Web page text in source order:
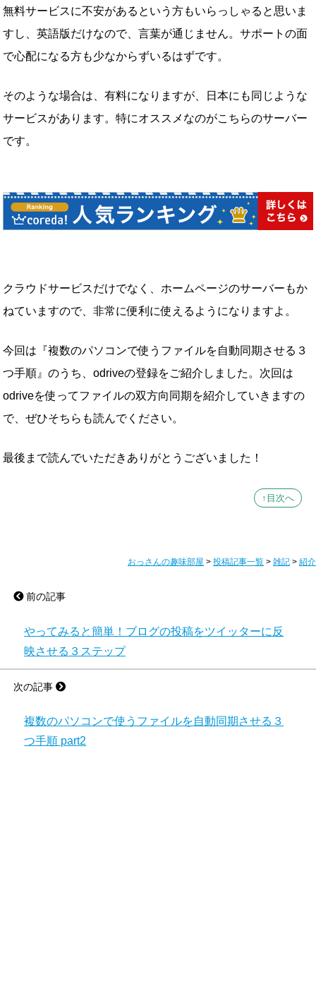
無料サービスに不安があるという方もいらっしゃると思いま
すし、英語版だけなので、言葉が通じません。サポートの面
で心配になる方も少なからずいるはずです。
そのような場合は、有料になりますが、日本にも同じような
サービスがあります。特にオススメなのがこちらのサーバー
です。
クラウドサービスだけでなく、ホームページのサーバーもか
ねていますので、非常に便利に使えるようになりますよ。
今回は『複数のパソコンで使うファイルを自動同期させる３
つ手順』のうち、odriveの登録をご紹介しました。次回は
odriveを使ってファイルの双方向同期を紹介していきますの
で、ぜひそちらも読んでください。
最後まで読んでいただきありがとうございました！
↑目次へ
おっさんの趣味部屋 > 投稿記事一覧 > 雑記 > 紹介
前の記事
やってみると簡単！ブログの投稿をツイッターに反
映させる３ステップ
次の記事
複数のパソコンで使うファイルを自動同期させる３
つ手順 part2